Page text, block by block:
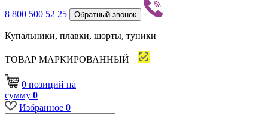
8 800 500 52 25 Обратный звонок
Купальники, плавки, шорты, туники
ТОВАР МАРКИРОВАННЫЙ
0 позиций на
сумму 0
Избранное 0